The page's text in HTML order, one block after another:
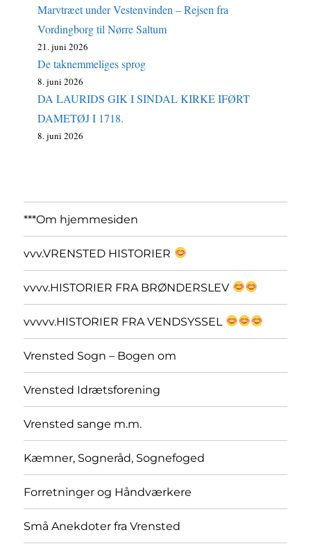
Marvtræet under Vestenvinden – Rejsen fra
Vordingborg til Nørre Saltum
21. juni 2026
De taknemmeliges sprog
8. juni 2026
DA LAURIDS GIK I SINDAL KIRKE IFØRT
DAMETØJ I 1718.
8. juni 2026
***Om hjemmesiden
vvv.VRENSTED HISTORIER
vvvv.HISTORIER FRA BRØNDERSLEV
vvvvv.HISTORIER FRA VENDSYSSEL
Vrensted Sogn – Bogen om
Vrensted Idrætsforening
Vrensted sange m.m.
Kæmner, Sogneråd, Sognefoged
Forretninger og Håndværkere
Små Anekdoter fra Vrensted